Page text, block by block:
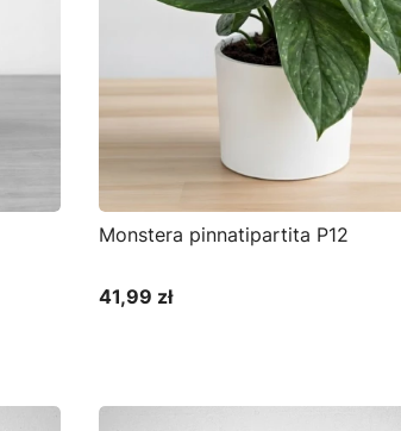
Monstera pinnatipartita P12
Cena
41,99 zł